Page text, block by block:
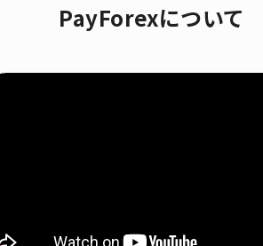
PayForexについて